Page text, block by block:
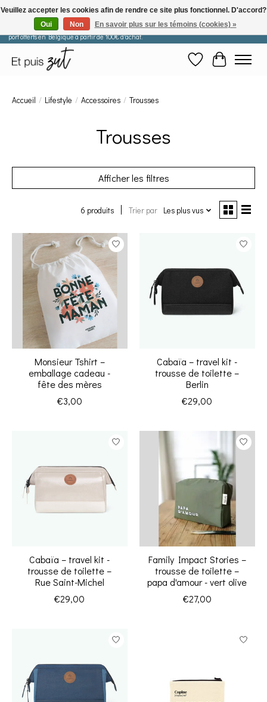
Les commandes passées après le 29 juillet seront expédiées à partir du 11 août. Frais de
port offerts en Belgique à partir de 100€ d'achat.
Liste de souhaits
Panier
Accueil / Lifestyle / Accessoires / Trousses
Trousses
Afficher les filtres
6 produits Trier par Les plus vus
Monsieur Tshirt –
emballage cadeau -
fête des mères
€3,00
Cabaïa – travel kit -
trousse de toilette –
Berlin
€29,00
Cabaïa – travel kit -
trousse de toilette –
Rue Saint-Michel
€29,00
Family Impact Stories –
trousse de toilette –
papa d'amour - vert olive
€27,00
Veuillez accepter les cookies afin de rendre ce site plus fonctionnel. D'accord?
Oui
Non En savoir plus sur les témoins (cookies) »